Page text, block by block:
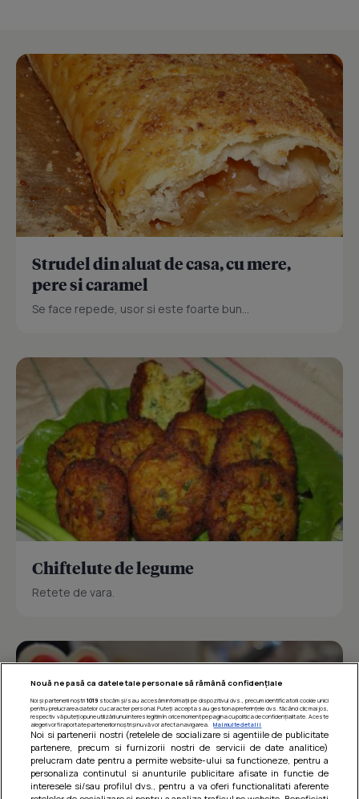
Strudel din aluat de casa, cu mere,
pere si caramel
Se face repede, usor si este foarte bun...
Chiftelute de legume
Retete de vara.
Nouă ne pasă ca datele tale personale să rămână confidențiale
Noi și partenerii noștri 1019stocăm și/sau accesăm informații pe dispozitivul dvs., precum identificatorii cookie unici
pentru prelucrarea datelor cu caracter personal. Puteți accepta sau gestiona preferințele dvs. făcând clic mai jos,
respectiv vă puteți opune utilizării unui interes legitim în orice moment pe pagina cu politica de confidențialitate. Aceste
alegeri vor fi raportate partenerilor noștri și nu vă vor afecta navigarea.
Mai multe detalii
Noi si partenerii nostri (retelele de socializare si agentiile de publicitate
partenere, precum si furnizorii nostri de servicii de date analitice)
prelucram date pentru a permite website-ului sa functioneze, pentru a
personaliza continutul si anunturile publicitare afisate in functie de
interesele si/sau profilul dvs., pentru a va oferi functionalitati aferente